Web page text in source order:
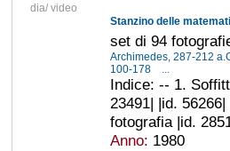
dia/ video
Stanzino delle
set di 94
Archimedes, 287-212
100-178
...
Indice: -- 1.
23491| |id.
fotografia |id.
Anno: 1980